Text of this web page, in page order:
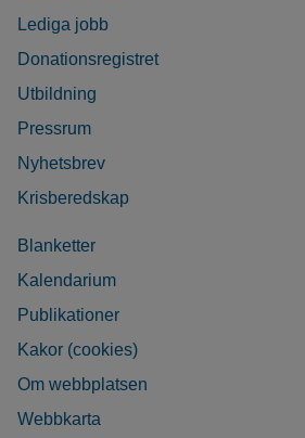
Lediga jobb
Donationsregistret
Utbildning
Pressrum
Nyhetsbrev
Krisberedskap
Blanketter
Kalendarium
Publikationer
Kakor (cookies)
Om webbplatsen
Webbkarta